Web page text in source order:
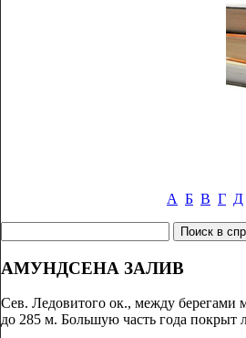
А Б В Г Д
АМУНДСЕНА ЗАЛИВ
Сев. Ледовитого ок., между
до 285 м. Большую часть года покрыт